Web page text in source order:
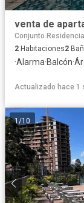
venta de
Conjunto
2 Habitaciones2
·Alarma·Balcón·
Actualizado hace 1
1 /10